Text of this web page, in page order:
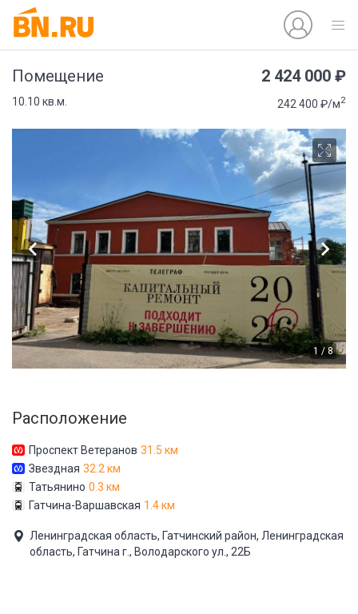
Помещение 2 424 000 ₽
10.10 кв.м. 242 400 ₽/м2
1 / 8
Расположение
Проспект Ветеранов 31.5 км
Звездная 32.2 км
Татьянино 0.3 км
Гатчина-Варшавская 1.4 км
Ленинградская область, Гатчинский район, Ленинградская
область, Гатчина г., Володарского ул., 22Б